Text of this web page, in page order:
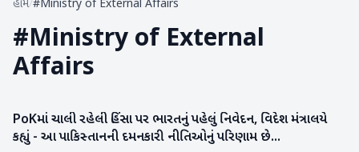
હોમ/#Ministry of External Affairs
#Ministry of External
Affairs
રાષ્ટ્રીય
PoKમાં ચાલી રહેલી હિંસા પર ભારતનું પહેલું નિવેદન, વિદેશ મંત્રાલયે
કહ્યું - આ પાકિસ્તાનની દમનકારી નીતિઓનું પરિણામ છે...